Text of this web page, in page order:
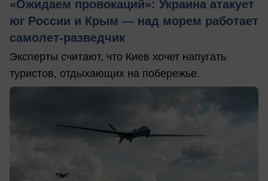
«Ожидаем провокаций»: Украина атакует
юг России и Крым — над морем работает
самолет-разведчик
Эксперты считают, что Киев хочет напугать
туристов, отдыхающих на побережье.